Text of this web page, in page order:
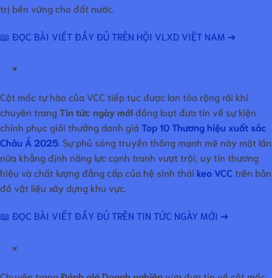
trị bền vững cho đất nước.
📖 ĐỌC BÀI VIẾT ĐẦY ĐỦ TRÊN HỘI VLXD VIỆT NAM ➔
×
Cột mốc tự hào của VCC tiếp tục được lan tỏa rộng rãi khi
chuyên trangTin tức ngày mớiđồng loạt đưa tin về sự kiện
chinh phục giải thưởng danh giá Top 10 Thương hiệu xuất sắc
Châu Á 2025 . Sự phủ sóng truyền thông mạnh mẽ này một lần
nữa khẳng định năng lực cạnh tranh vượt trội, uy tín thương
hiệu và chất lượng đẳng cấp của hệ sinh thái keo VCC trên bản
đồ vật liệu xây dựng khu vực.
📖 ĐỌC BÀI VIẾT ĐẦY ĐỦ TRÊN TIN TỨC NGÀY MỚI ➔
×